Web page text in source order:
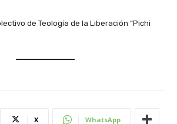
de Teología de la Liberación “Pichi
X WhatsApp